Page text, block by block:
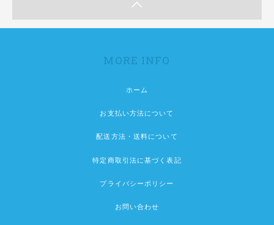
MORE INFO
ホーム
お支払い方法について
配送方法・送料について
特定商取引法に基づく表記
プライバシーポリシー
お問い合わせ